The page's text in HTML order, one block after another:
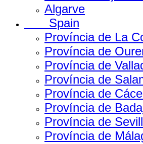
Algarve
Spain
Província de La
Província de
Província de
Província de
Província de
Província de
Província de
Província de